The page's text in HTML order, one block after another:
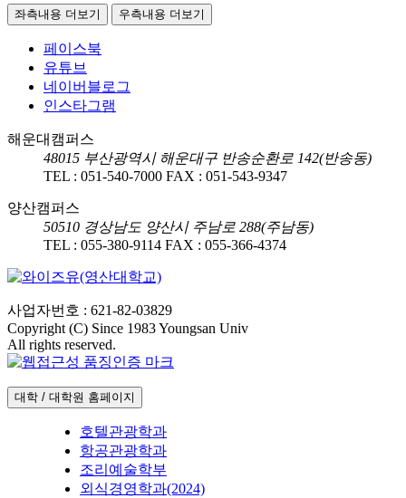
좌측내용 더보기 우측내용 더보기
페이스북
유튜브
네이버블로그
인스타그램
해운대캠퍼스
48015 부산광역시 해운대구 반송순환로 142(반송동)
TEL : 051-540-7000 FAX : 051-543-9347
양산캠퍼스
50510 경상남도 양산시 주남로 288(주남동)
TEL : 055-380-9114 FAX : 055-366-4374
사업자번호 : 621-82-03829
Copyright (C) Since 1983 Youngsan Univ
All rights reserved.
대학 / 대학원 홈페이지
호텔관광학과
항공관광학과
조리예술학부
외식경영학과(2024)